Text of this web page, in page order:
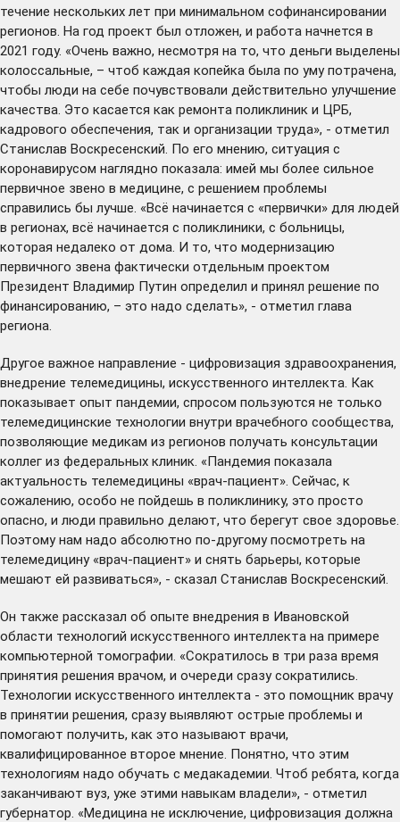
течение нескольких лет при минимальном софинансировании
регионов. На год проект был отложен, и работа начнется в
2021 году. «Очень важно, несмотря на то, что деньги выделены
колоссальные, – чтоб каждая копейка была по уму потрачена,
чтобы люди на себе почувствовали действительно улучшение
качества. Это касается как ремонта поликлиник и ЦРБ,
кадрового обеспечения, так и организации труда», - отметил
Станислав Воскресенский. По его мнению, ситуация с
коронавирусом наглядно показала: имей мы более сильное
первичное звено в медицине, с решением проблемы
справились бы лучше. «Всё начинается с «первички» для людей
в регионах, всё начинается с поликлиники, с больницы,
которая недалеко от дома. И то, что модернизацию
первичного звена фактически отдельным проектом
Президент Владимир Путин определил и принял решение по
финансированию, – это надо сделать», - отметил глава
региона.
Другое важное направление - цифровизация здравоохранения,
внедрение телемедицины, искусственного интеллекта. Как
показывает опыт пандемии, спросом пользуются не только
телемедицинские технологии внутри врачебного сообщества,
позволяющие медикам из регионов получать консультации
коллег из федеральных клиник. «Пандемия показала
актуальность телемедицины «врач-пациент». Сейчас, к
сожалению, особо не пойдешь в поликлинику, это просто
опасно, и люди правильно делают, что берегут свое здоровье.
Поэтому нам надо абсолютно по-другому посмотреть на
телемедицину «врач-пациент» и снять барьеры, которые
мешают ей развиваться», - сказал Станислав Воскресенский.
Он также рассказал об опыте внедрения в Ивановской
области технологий искусственного интеллекта на примере
компьютерной томографии. «Сократилось в три раза время
принятия решения врачом, и очереди сразу сократились.
Технологии искусственного интеллекта - это помощник врачу
в принятии решения, сразу выявляют острые проблемы и
помогают получить, как это называют врачи,
квалифицированное второе мнение. Понятно, что этим
технологиям надо обучать с медакадемии. Чтоб ребята, когда
заканчивают вуз, уже этими навыкам владели», - отметил
губернатор. «Медицина не исключение, цифровизация должна